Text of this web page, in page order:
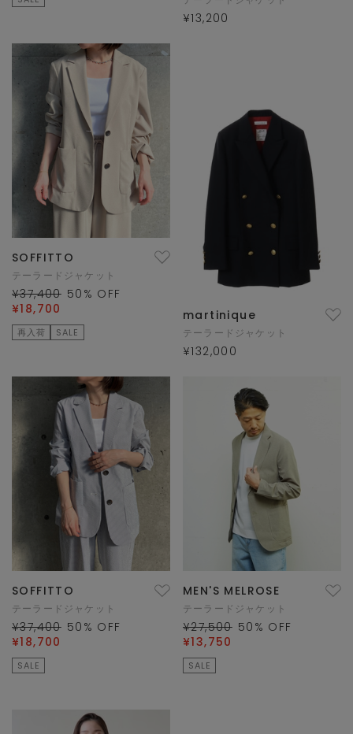
¥13,200
SOFFITTO
テーラードジャケット
¥37,400 50 % OFF
¥18,700
再入荷 SALE
martinique
テーラードジャケット
¥132,000
SOFFITTO
テーラードジャケット
¥37,400 50 % OFF
¥18,700
SALE
MEN'S MELROSE
テーラードジャケット
¥27,500 50 % OFF
¥13,750
SALE